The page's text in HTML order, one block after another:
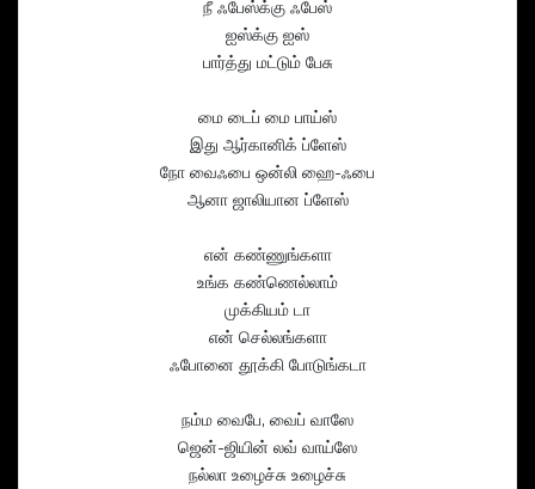
நீ ஃபேஸ்க்கு ஃபேஸ்
ஐஸ்க்கு ஐஸ்
பார்த்து மட்டும் பேசு
மை டைப் மை பாய்ஸ்
இது ஆர்கானிக் ப்ளேஸ்
நோ வைஃபை ஒன்லி ஹை-ஃபை
ஆனா ஜாலியான ப்ளேஸ்
என் கண்ணுங்களா
உங்க கண்ணெல்லாம்
முக்கியம் டா
என் செல்லங்களா
ஃபோனை தூக்கி போடுங்கடா
நம்ம வைபே, வைப் வாஸே
ஜென்-ஜியின் லவ் வாய்ஸே
நல்லா உழைச்சு உழைச்சு